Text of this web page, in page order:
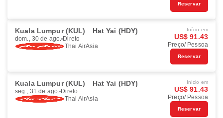
Reservar
Kuala Lumpur (KUL) Hat Yai (HDY)
dom., 30 de ago. Direto
Thai AirAsia
Início em
US$ 91.43
Preço/ Pessoa
Reservar
Kuala Lumpur (KUL) Hat Yai (HDY)
seg., 31 de ago. Direto
Thai AirAsia
Início em
US$ 91.43
Preço/ Pessoa
Reservar